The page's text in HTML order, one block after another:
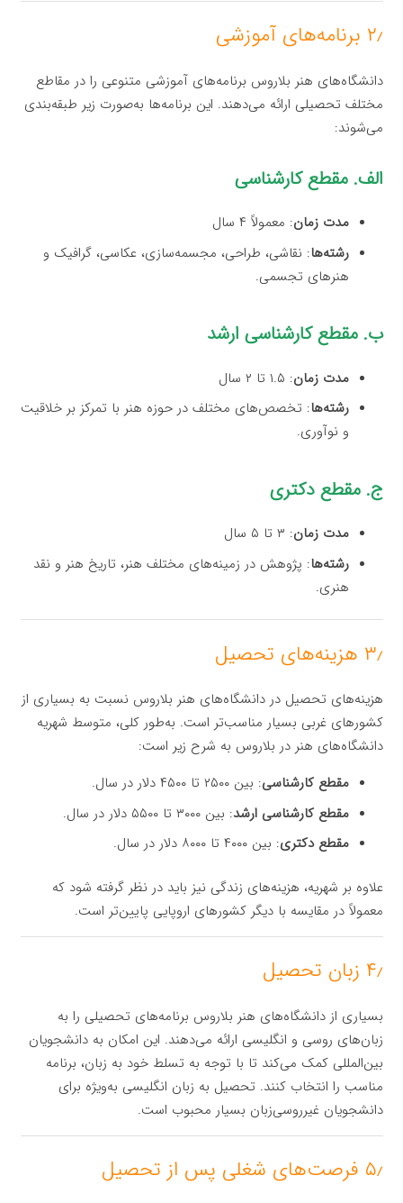
۲٫ برنامه‌های آموزشی
دانشگاه‌های هنر بلاروس برنامه‌های آموزشی متنوعی را در مقاطع
مختلف تحصیلی ارائه می‌دهند. این برنامه‌ها به‌صورت زیر طبقه‌بندی
می‌شوند:
الف. مقطع کارشناسی
مدت زمان: معمولاً ۴ سال
رشته‌ها: نقاشی، طراحی، مجسمه‌سازی، عکاسی، گرافیک و
هنرهای تجسمی.
ب. مقطع کارشناسی ارشد
مدت زمان: ۱.۵ تا ۲ سال
رشته‌ها: تخصص‌های مختلف در حوزه هنر با تمرکز بر خلاقیت
و نوآوری.
ج. مقطع دکتری
مدت زمان: ۳ تا ۵ سال
رشته‌ها: پژوهش در زمینه‌های مختلف هنر، تاریخ هنر و نقد
هنری.
۳٫ هزینه‌های تحصیل
هزینه‌های تحصیل در دانشگاه‌های هنر بلاروس نسبت به بسیاری از
کشورهای غربی بسیار مناسب‌تر است. به‌طور کلی، متوسط شهریه
دانشگاه‌های هنر در بلاروس به شرح زیر است:
مقطع کارشناسی: بین ۲۵۰۰ تا ۴۵۰۰ دلار در سال.
مقطع کارشناسی ارشد: بین ۳۰۰۰ تا ۵۵۰۰ دلار در سال.
مقطع دکتری: بین ۴۰۰۰ تا ۸۰۰۰ دلار در سال.
علاوه بر شهریه، هزینه‌های زندگی نیز باید در نظر گرفته شود که
معمولاً در مقایسه با دیگر کشورهای اروپایی پایین‌تر است.
۴٫ زبان تحصیل
بسیاری از دانشگاه‌های هنر بلاروس برنامه‌های تحصیلی را به
زبان‌های روسی و انگلیسی ارائه می‌دهند. این امکان به دانشجویان
بین‌المللی کمک می‌کند تا با توجه به تسلط خود به زبان، برنامه
مناسب را انتخاب کنند. تحصیل به زبان انگلیسی به‌ویژه برای
دانشجویان غیرروسی‌زبان بسیار محبوب است.
۵٫ فرصت‌های شغلی پس از تحصیل